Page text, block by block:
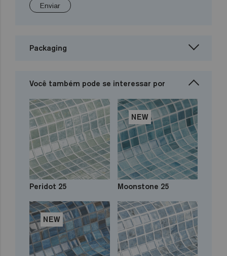
Enviar
Packaging
Você também pode se interessar por
Peridot 25
NEW
Moonstone 25
NEW